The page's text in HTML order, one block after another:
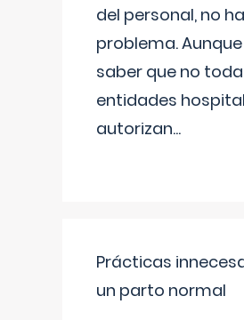
del personal, no
problema.
saber que no
entidades
autorizan...
Prácticas
un parto normal